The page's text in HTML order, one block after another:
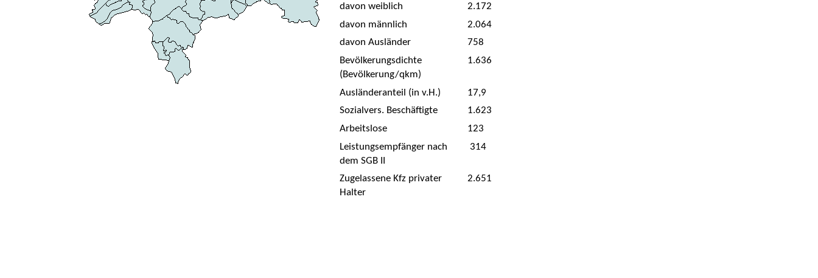
davon weiblich
2.172
davon männlich
2.064
davon Ausländer
758
Bevölkerungsdichte
(Bevölkerung/qkm)
1.636
Ausländeranteil (in v.H.)
17,9
Sozialvers. Beschäftigte
1.623
Arbeitslose
123
Leistungsempfänger nach
dem SGB II
314
Zugelassene Kfz privater
Halter
2.651